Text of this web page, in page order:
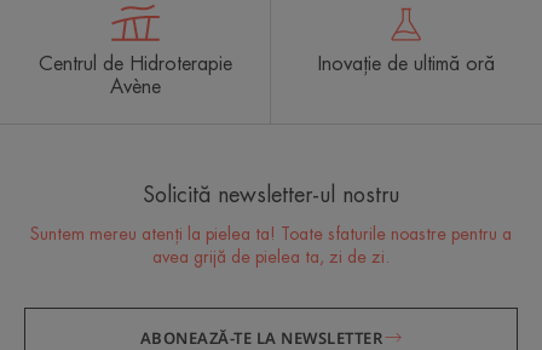
Centrul de Hidroterapie
Avène
Inovație de ultimă oră
Solicită newsletter-ul nostru
Suntem mereu atenți la pielea ta! Toate sfaturile noastre pentru a
avea grijă de pielea ta, zi de zi.
ABONEAZĂ-TE LA NEWSLETTER